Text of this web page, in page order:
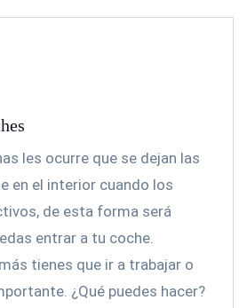
les ocurre que se dejan las
en el interior cuando los
de esta forma será
entrar a tu coche.
tienes que ir a trabajar o
¿Qué puedes hacer?